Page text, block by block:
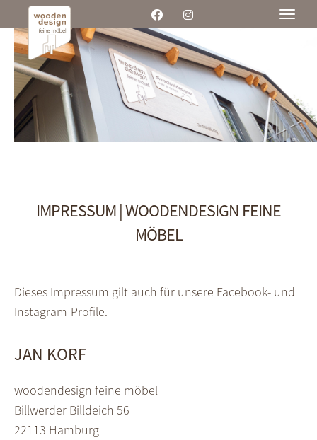
IMPRESSUM | WOODENDESIGN FEINE
MÖBEL
Dieses Impressum gilt auch für unsere Facebook- und
Instagram-Profile.
JAN KORF
woodendesign feine möbel
Billwerder Billdeich 56
22113 Hamburg